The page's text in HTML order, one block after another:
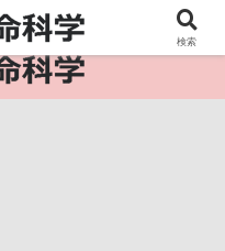
報インフラ。
検索